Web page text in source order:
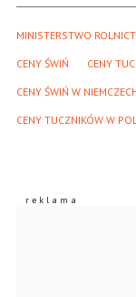
MINISTERSTWO
CENY ŚWIŃ CENY
CENY ŚWIŃ W
CENY TUCZNIKÓW W